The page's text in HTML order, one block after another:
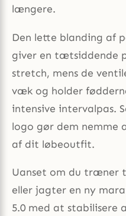
længere.
Den lette blanding af
giver en tætsiddende
stretch, mens de
væk og holder
intensive intervalpas.
logo gør dem nemme
af dit løbeoutfit.
Uanset om du træner
eller jagter en ny
5.0 med at stabilisere